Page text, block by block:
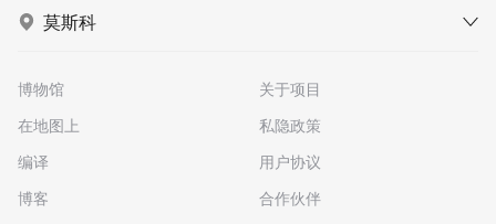
莫斯科
博物馆
在地图上
编译
博客
关于项目
私隐政策
用户协议
合作伙伴